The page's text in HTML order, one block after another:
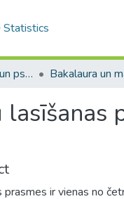
Statistics
A -- Izglītības zinātņu un psiholoģijas fakultāte / Faculty of Education Sciences and Psychology
prasmes ir vienas no